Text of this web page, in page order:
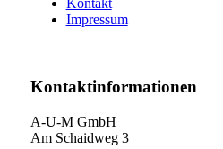
Kontakt
Impressum
Kontaktinformationen
A-U-M GmbH
Am Schaidweg 3